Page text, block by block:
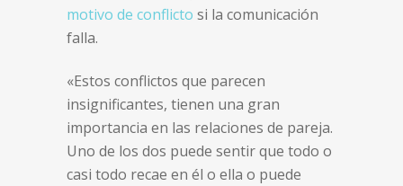
motivo de conflicto si la comunicación
falla.
«Estos conflictos que parecen
insignificantes, tienen una gran
importancia en las relaciones de pareja.
Uno de los dos puede sentir que todo o
casi todo recae en él o ella o puede